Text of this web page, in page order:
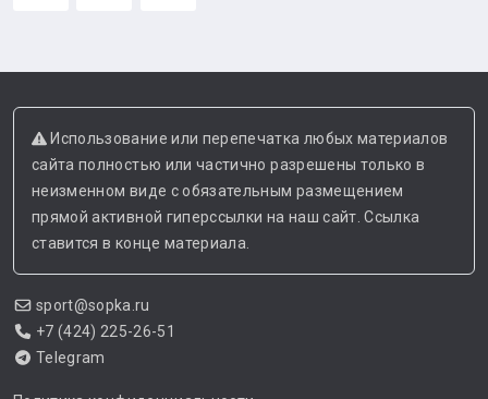
Использование или перепечатка любых материалов
сайта полностью или частично разрешены только в
неизменном виде с обязательным размещением
прямой активной гиперссылки на наш сайт. Ссылка
ставится в конце материала.
sport@sopka.ru
+7 (424) 225-26-51
Telegram